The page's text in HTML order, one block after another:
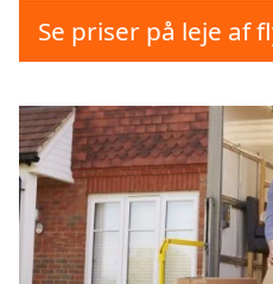
Se priser på leje af